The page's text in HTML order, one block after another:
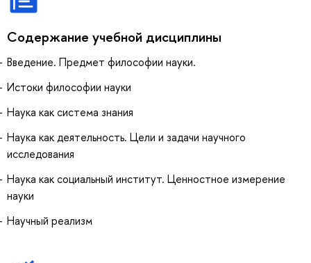
Содержание учебной дисциплины
Введение. Предмет философии науки.
Истоки философии науки
Наука как система знания
Наука как деятельность. Цели и задачи научного
исследования
Наука как социальный институт. Ценностное измерение
науки
Научный реализм